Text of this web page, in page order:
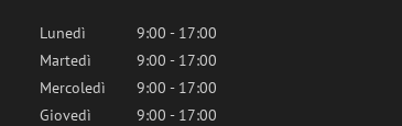
Lunedì
9:00 - 17:00
Martedì
9:00 - 17:00
Mercoledì
9:00 - 17:00
Giovedì
9:00 - 17:00